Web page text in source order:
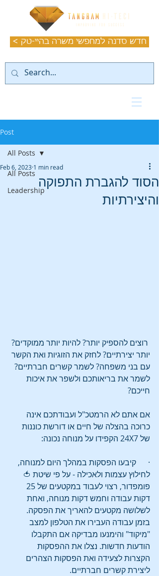
< חדש סדנה למחפשי משרה בהיי-טק
Post
All Posts
Leadership
All Posts
הסוד להגברת התפוקה
והיצירתיות
Feb 6, 2023 1 min read
רוצים להספיק יותר? להיות יותר ממוקדים?
יותר יצירתיים? לחזק את הזוגיות ואת הקשר
עם בני משפחה? לשמר קשרים חברתיים?
לשמר את בריאותכם ולשפר את איכות
חייכם?
אם אתם לא הרמטכ"ל ועבודתכם אינה
כרוכה בהצלה של חיים או דורשת כוננות
של 24X7 הקפידו על מנוחה נכונה:
·      קיבעו הפסקות במהלך היום למנוחה,
לחילוץ עצמות ולאכילה - על פי שיטת 🍅
דקות עבודה וחמש דקות מנוחה, ואחת
לשלושה מקטעים להאריך את הפסקה.
בזמן עבודה העבירו את הטלפון למצב
"מיקוד" והימנעו מבדיקה אם התקבלו
הודעות חדשות. נצלו את ההפסקות
הקצרות לצעידה ואת הפסקות הצהרים
ליצירת קשרים חברתיים.